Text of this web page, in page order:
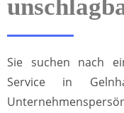
Sie suchen nach
Service in